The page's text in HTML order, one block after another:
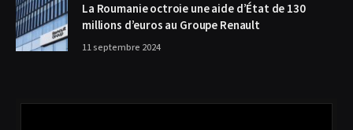
La Roumanie octroie une aide d’État de 130
millions d’euros au Groupe Renault
11 septembre 2024